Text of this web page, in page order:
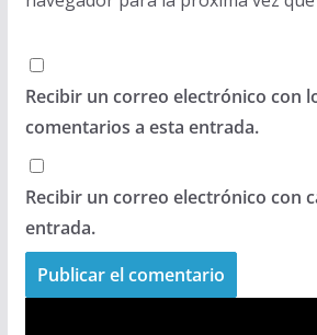
Recibir un correo electrónico con
comentarios a esta entrada.
Recibir un correo electrónico con
entrada.